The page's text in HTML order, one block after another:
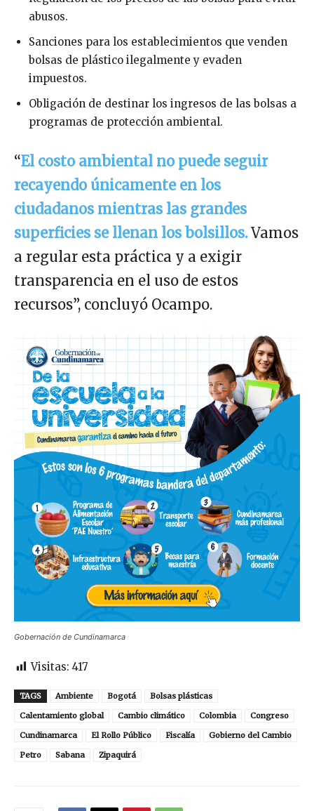
abusos.
Sanciones para los establecimientos que venden
bolsas de plástico ilegalmente y evaden
impuestos.
Obligación de destinar los ingresos de las bolsas a
programas de protección ambiental.
“El costo ambiental no puede seguir
recayendo únicamente en los
ciudadanos mientras las grandes
superficies se llenan los bolsillos. Vamos
a regular esta práctica y a exigir
transparencia en el uso de estos
recursos”, concluyó Ocampo.
Gobernación de Cundinamarca
Visitas: 417
TAGS Ambiente Bogotá
Bolsas plásticas
Calentamiento global
Cambio climático Colombia
Congreso
Cundinamarca
El Rollo Público Fiscalía
Gobierno del Cambio
Petro
Sabana Zipaquirá